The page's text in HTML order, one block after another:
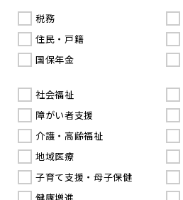
税務
住民・戸籍
国保年金
社会福祉
障がい者支援
介護・高齢福祉
地域医療
子育て支援・母子保健